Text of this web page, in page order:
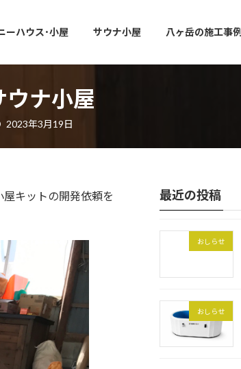
ーハウス･小屋 サウナ小屋 八ヶ岳の施工事例
ウナ小屋
最
新
2023年3月19日
キットの開発依頼を
最近の投稿
おしらせ
おしらせ